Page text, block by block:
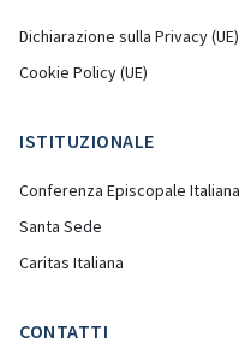
Dichiarazione sulla Privacy (UE)
Cookie Policy (UE)
ISTITUZIONALE
Conferenza Episcopale Italiana
Santa Sede
Caritas Italiana
CONTATTI